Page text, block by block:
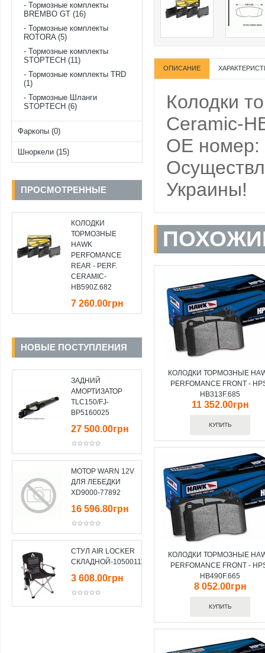
Тормозные комплекты
BREMBO GT (16)
Тормозные комплекты
ROTORA (5)
Тормозные комплекты
STOPTECH (11)
Тормозные комплекты TRD
(1)
Тормозные Шланги
STOPTECH (6)
Фаркопы (0)
Шноркели (15)
ПРОСМОТРЕННЫЕ
КОЛОДКИ
ТОРМОЗНЫЕ
HAWK
PERFOMANCE
REAR - PERF.
CERAMIC-
HB590Z.682
7 260.00грн
НОВЫЕ ПОСТУПЛЕНИЯ
ЗАДНИЙ
АМОРТИЗАТОР
TLC150/FJ-
BP5160025
27 500.00грн
МОТОР WARN 12V
ДЛЯ ЛЕБЕДКИ
XD9000-77892
16 596.80грн
СТУЛ AIR LOCKER
СКЛАДНОЙ-10500111
3 608.00грн
ОПИСАНИЕ
Колодки
Ceramic-
OE номер:
Украины!
КОЛОДКИ ТОРМОЗНЫЕ
PERFOMANCE FRONT -
HB313F.685
11 352.00грн
КОЛОДКИ ТОРМОЗНЫЕ
PERFOMANCE FRONT -
HB490F.665
8 052.00грн